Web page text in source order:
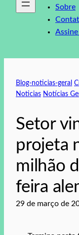
Sobre
Blog-noticias-geral
Noticias Notícias
Setor
projeta
milhão
feira
29 de março de